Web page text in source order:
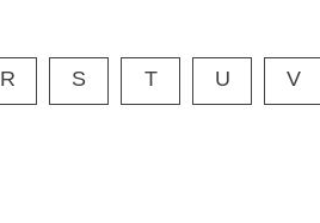
R S T U V